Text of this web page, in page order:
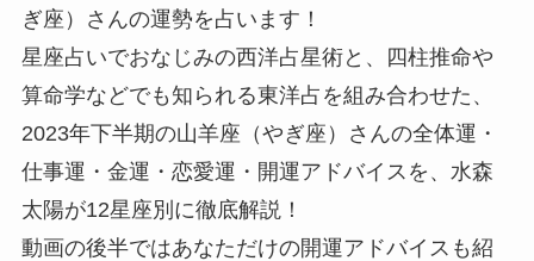
ぎ座）さんの運勢を占います！
星座占いでおなじみの西洋占星術と、四柱推命や
算命学などでも知られる東洋占を組み合わせた、
2023年下半期の山羊座（やぎ座）さんの全体運・
仕事運・金運・恋愛運・開運アドバイスを、水森
太陽が12星座別に徹底解説！
動画の後半ではあなただけの開運アドバイスも紹